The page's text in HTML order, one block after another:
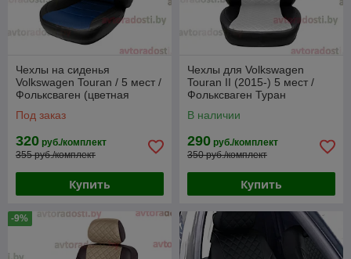
Чехлы на сиденья
Volkswagen Touran / 5 мест /
Фольксваген (цветная
Под заказ
320 руб./комплект
355 руб./комплект
Купить
Чехлы для Volkswagen
Touran II (2015-) 5 мест /
Фольксваген Туран
белый РОМБ)
В наличии
290 руб./комплект
350 руб./комплект
Купить
-9%